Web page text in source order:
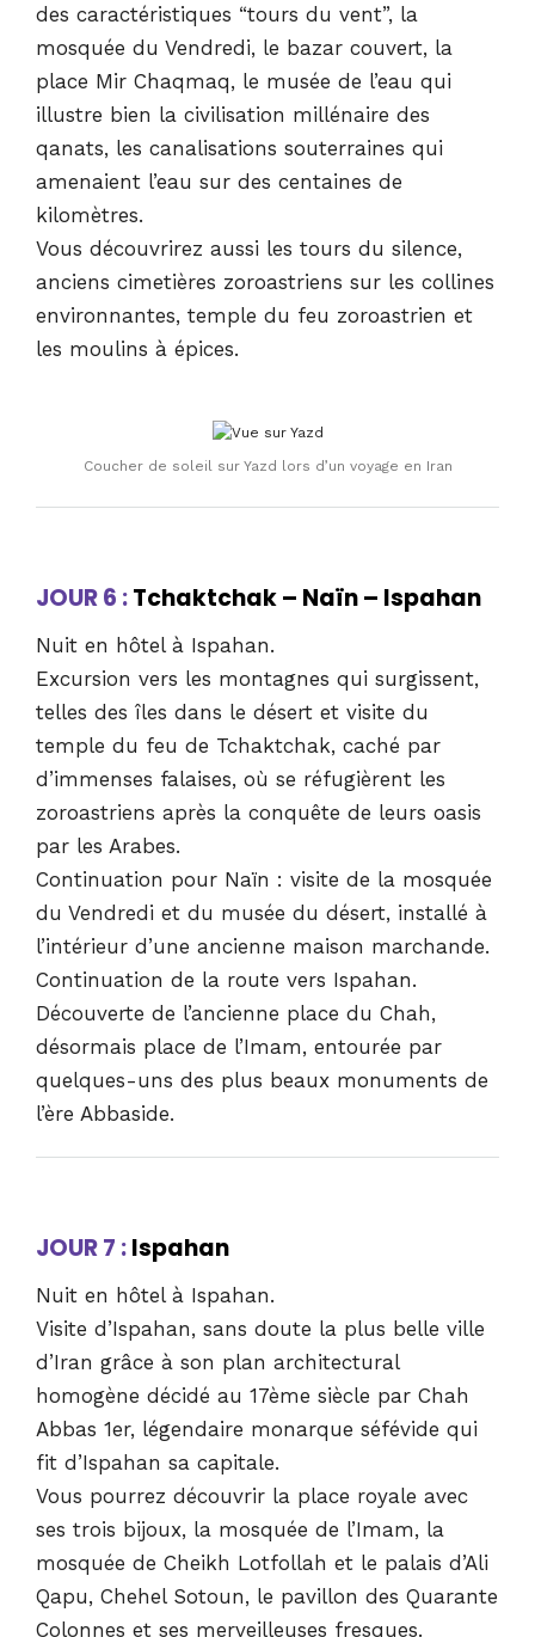
des caractéristiques “tours du vent”, la
mosquée du Vendredi, le bazar couvert, la
place Mir Chaqmaq, le musée de l’eau qui
illustre bien la civilisation millénaire des
qanats, les canalisations souterraines qui
amenaient l’eau sur des centaines de
kilomètres.
Vous découvrirez aussi les tours du silence,
anciens cimetières zoroastriens sur les collines
environnantes, temple du feu zoroastrien et
les moulins à épices.
Coucher de soleil sur Yazd lors d’un voyage en Iran
JOUR 6 :Tchaktchak – Naïn – Ispahan
Nuit en hôtel à Ispahan.
Excursion vers les montagnes qui surgissent,
telles des îles dans le désert et visite du
temple du feu de Tchaktchak, caché par
d’immenses falaises, où se réfugièrent les
zoroastriens après la conquête de leurs oasis
par les Arabes.
Continuation pour Naïn : visite de la mosquée
du Vendredi et du musée du désert, installé à
l’intérieur d’une ancienne maison marchande.
Continuation de la route vers Ispahan.
Découverte de l’ancienne place du Chah,
désormais place de l’Imam, entourée par
quelques-uns des plus beaux monuments de
l’ère Abbaside.
JOUR 7 :Ispahan
Nuit en hôtel à Ispahan.
Visite d’Ispahan, sans doute la plus belle ville
d’Iran grâce à son plan architectural
homogène décidé au 17ème siècle par Chah
Abbas 1er, légendaire monarque séfévide qui
fit d’Ispahan sa capitale.
Vous pourrez découvrir la place royale avec
ses trois bijoux, la mosquée de l’Imam, la
mosquée de Cheikh Lotfollah et le palais d’Ali
Qapu, Chehel Sotoun, le pavillon des Quarante
Colonnes et ses merveilleuses fresques.